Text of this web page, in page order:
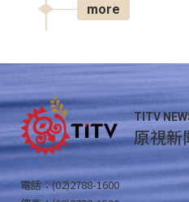
more
TITV
原視新
電話：(02)2788-1600